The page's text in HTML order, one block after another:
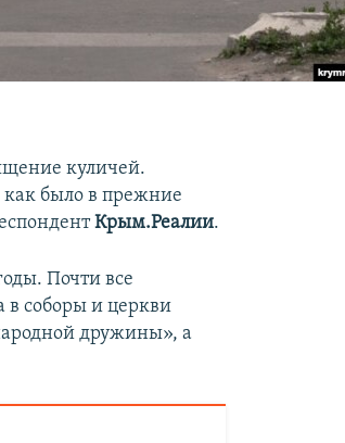
куличей.
было в прежние
Крым.Реалии.
Почти все
соборы и церкви
дружины», а